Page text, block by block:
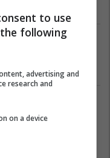
Shqipëria është
to use
following
advertising and
research and
on a device